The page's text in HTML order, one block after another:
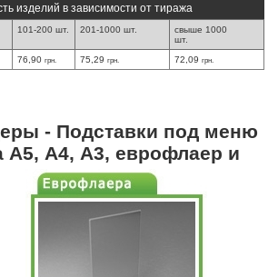
изделий в зависимости от тиража
101-200 шт. 201-1000 шт.
свыше 1000
шт.
76,90 грн. 75,29 грн. 72,09 грн.
- Подставки под меню
А5, А4, А3, еврофлаер и